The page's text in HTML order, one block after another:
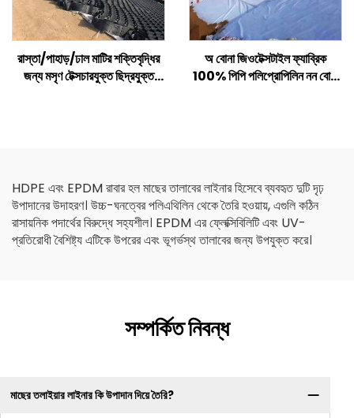
রাস্তা/পাহাড়/ঢাল মাটির শক্তিবৃদ্ধির
জন্য মসৃণ টেক্সচারযুক্ত ছিদ্রযুক্ত
অ বোনা জিওটেক্সটাইল ফ্যাব্রিক
100% পিপি পলিপ্রোপিলিন নন বোনা
HDPE এবং EPDM রাবার হল মাছের তালাবের লাইনার হিসেবে ব্যবহৃত দুটি দৃঢ়
উপাদানের উদাহরণ। উচ্চ-ঘনত্বের পলিএথিলিন থেকে তৈরি হওয়ায়, এগুলি কঠিন
রাসায়নিক পদার্থের বিরুদ্ধে সহ্যশীল। EPDM এর ফ্লেক্সিবিলিটি এবং UV-
প্রতিরোধী বৈশিষ্ট্য এটিকে উপরের এবং ভূগর্ভস্থ তালাবের জন্য উপযুক্ত করে।
সম্পর্কিত নিবন্ধ
মাছের তলাইয়ার লাইনার কি উপাদান দিয়ে তৈরি?